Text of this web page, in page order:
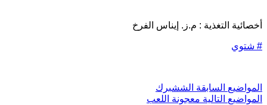
التغذية : م.ز. إيناس الفرخ
شتوي
مواضيعالسابقةالششبرك
مواضيعالتاليةمعجونة اللعب